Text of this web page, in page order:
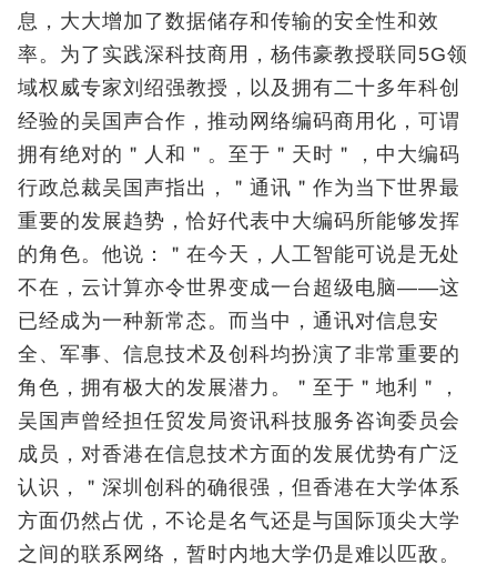
息，大大增加了数据储存和传输的安全性和效
率。为了实践深科技商用，杨伟豪教授联同5G领
域权威专家刘绍强教授，以及拥有二十多年科创
经验的吴国声合作，推动网络编码商用化，可谓
拥有绝对的＂人和＂。至于＂天时＂，中大编码
行政总裁吴国声指出，＂通讯＂作为当下世界最
重要的发展趋势，恰好代表中大编码所能够发挥
的角色。他说：＂在今天，人工智能可说是无处
不在，云计算亦令世界变成一台超级电脑——这
已经成为一种新常态。而当中，通讯对信息安
全、军事、信息技术及创科均扮演了非常重要的
角色，拥有极大的发展潜力。＂至于＂地利＂，
吴国声曾经担任贸发局资讯科技服务咨询委员会
成员，对香港在信息技术方面的发展优势有广泛
认识，＂深圳创科的确很强，但香港在大学体系
方面仍然占优，不论是名气还是与国际顶尖大学
之间的联系网络，暂时内地大学仍是难以匹敌。